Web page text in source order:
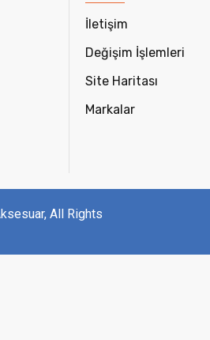
İletişim
Değişim İşlemleri
Site Haritası
Markalar
All Rights